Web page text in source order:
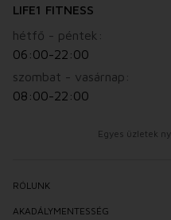
LIFE1 FITNESS
hétfő - péntek:
06:00-22:00
szombat - vasárnap:
08:00-22:00
Egyes üzletek
RÓLUNK
AKADÁLYMENTESSÉG